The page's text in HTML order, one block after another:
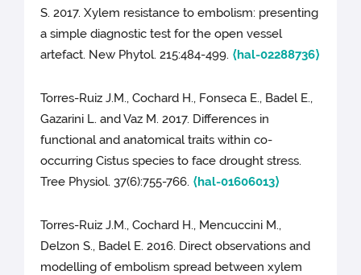
S. 2017. Xylem resistance to embolism: presenting
a simple diagnostic test for the open vessel
artefact. New Phytol. 215:484-499. ⟨hal-02288736⟩
Torres-Ruiz J.M., Cochard H., Fonseca E., Badel E.,
Gazarini L. and Vaz M. 2017. Differences in
functional and anatomical traits within co-
occurring Cistus species to face drought stress.
Tree Physiol. 37(6):755-766. ⟨hal-01606013⟩
Torres-Ruiz J.M., Cochard H., Mencuccini M.,
Delzon S., Badel E. 2016. Direct observations and
modelling of embolism spread between xylem